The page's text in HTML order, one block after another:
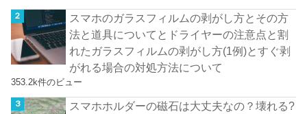
スマホのガラスフィルムの剥がし方とその方
法と道具についてとドライヤーの注意点と割
れたガラスフィルムの剥がし方(1例)とすぐ剥
がれる場合の対処方法について
353.2k件のビュー
スマホホルダーの磁石は大丈夫なの？壊れる?